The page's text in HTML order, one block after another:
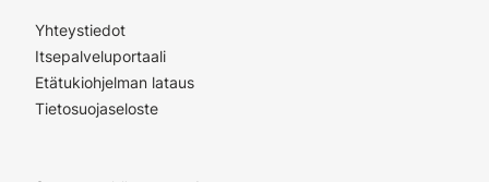
Yhteystiedot
Itsepalveluportaali
Etätukiohjelman lataus
Tietosuojaseloste